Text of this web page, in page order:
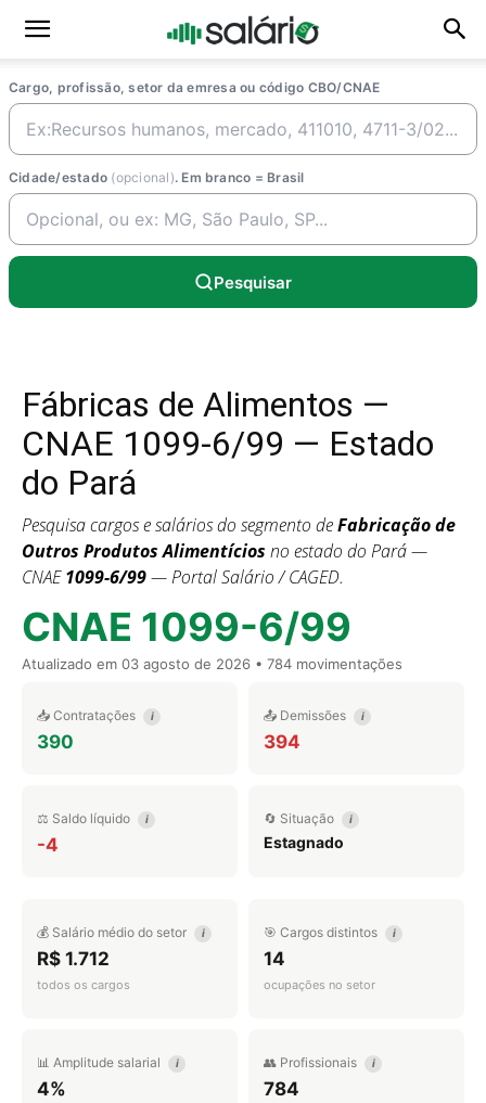
Cargo, profissão, setor da emresa ou código CBO/CNAE
Cidade/estado (opcional). Em branco = Brasil
Pesquisar
Fábricas de Alimentos —
CNAE 1099-6/99 — Estado
do Pará
Pesquisa cargos e salários do segmento deFabricação de
Outros Produtos Alimentícios no estado do Pará —
CNAE1099-6/99— Portal Salário / CAGED.
CNAE 1099-6/99
Atualizado em 03 agosto de 2026 • 784 movimentações
📥 Contratações i
390
📤 Demissões i
394
⚖️ Saldo líquido i
-4
🔄 Situação i
Estagnado
💰 Salário médio do setor i
R$ 1.712
todos os cargos
🎯 Cargos distintos i
14
ocupações no setor
📊 Amplitude salarial i
4%
👥 Profissionais i
784